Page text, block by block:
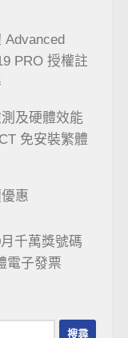
Advanced
PRO 授權註
及硬體效能
免安裝繁體
惠
千萬獎號碼
電子發票